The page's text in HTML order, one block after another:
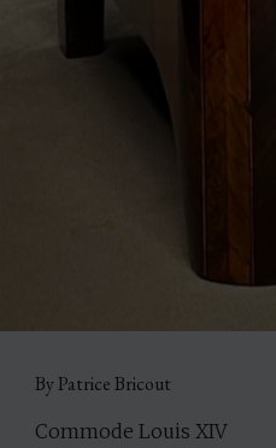
By Patrice Bricout
Commode Louis XIV